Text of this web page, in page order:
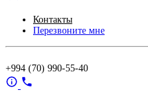
Контакты
Перезвоните мне
+994 (70) 990-55-40